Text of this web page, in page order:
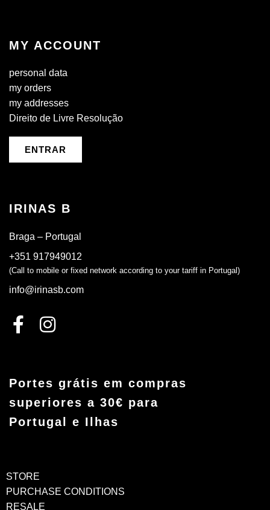
MY ACCOUNT
personal data
my orders
my addresses
Direito de Livre Resolução
ENTRAR
IRINAS B
Braga – Portugal
+351 917949012
(Call to mobile or fixed network according to your tariff in Portugal)
info@irinasb.com
Portes grátis em compras
superiores a 30€ para
Portugal e Ilhas
STORE
PURCHASE CONDITIONS
RESALE